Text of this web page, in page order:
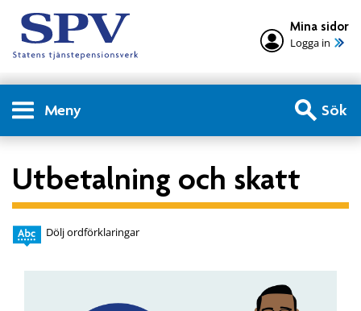
Mina sidor
Logga in
Meny Sök
Utbetalning och skatt
Dölj ordförklaringar